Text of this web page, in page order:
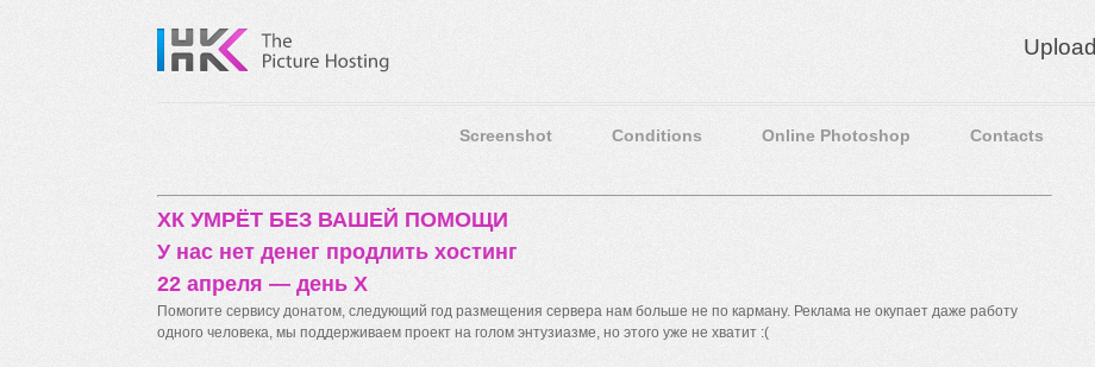
Upload
Screenshot Conditions Online Photoshop Contacts
ХК УМРЁТ БЕЗ ВАШЕЙ ПОМОЩИ
У нас нет денег продлить хостинг
22 апреля — день X
Помогите сервису донатом, следующий год размещения сервера нам больше не по карману. Реклама не окупает даже работу
одного человека, мы поддерживаем проект на голом энтузиазме, но этого уже не хватит :(